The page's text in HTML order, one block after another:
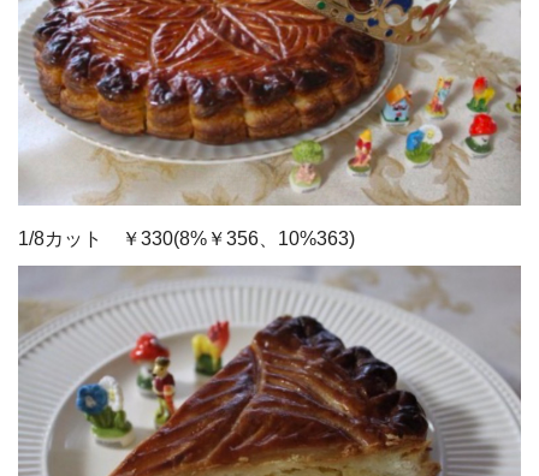
1/8カット ￥330(8%￥356、10%363)